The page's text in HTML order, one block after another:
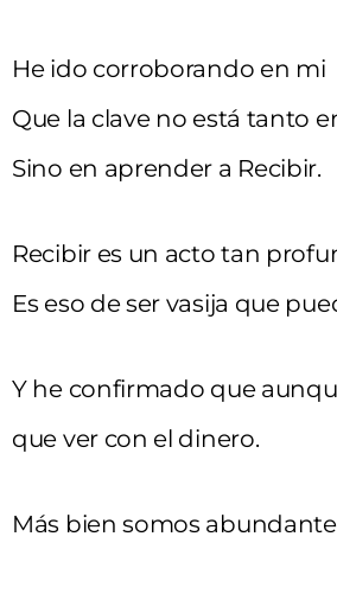
He ido corroborando en mi
Que la clave no está tanto
Sino en aprender a Recibir.
Recibir es un acto tan
Es eso de ser vasija que
Y he confirmado que
que ver con el dinero.
Más bien somos